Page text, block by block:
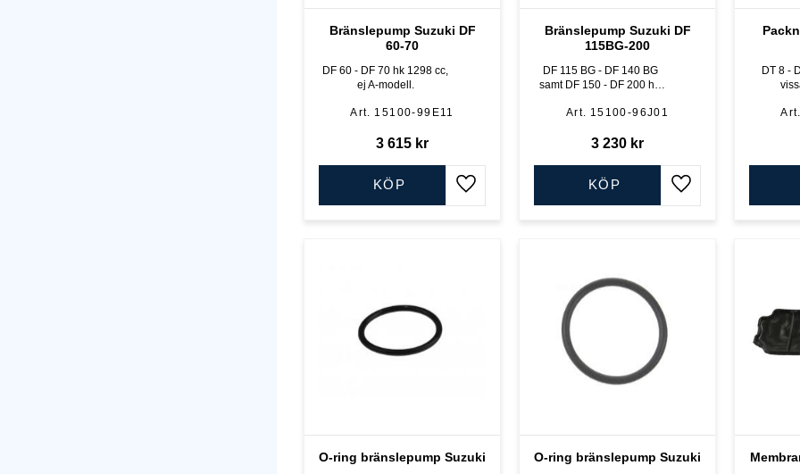
Bränslepump Suzuki DF
60-70
DF 60 - DF 70 hk 1298 cc,
ej A-modell.
15100-99E11
3 615 kr
Lägg till i favoriter
KÖP
Bränslepump Suzuki DF
115BG-200
DF 115 BG - DF 140 BG
samt DF 150 - DF 200 hk,
15100-96J01
3 230 kr
Lägg till i favoriter
KÖP
DT 8 -
O-ring bränslepump Suzuki O-ring bränslepump Suzuki